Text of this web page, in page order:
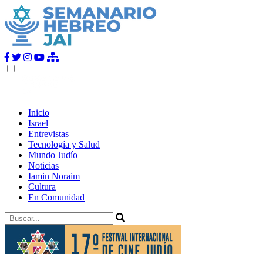
Inicio
Israel
Entrevistas
Tecnología y Salud
Mundo Judío
Noticias
Iamin Noraim
Cultura
En Comunidad